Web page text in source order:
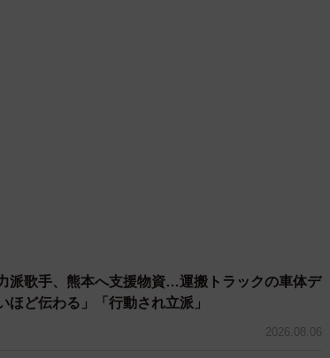
満や生活習慣病の改善のほか、下肢（太ももや
た、自律神経が整えられ睡眠の質が向上すると
金もかからない運動という印象です。歩くこ
際にそのようなデータはあるのですか？
派歌手、熊本へ支援物資…運搬トラックの車体デ
ど伝わる」「行動され立派」
2026.08.06